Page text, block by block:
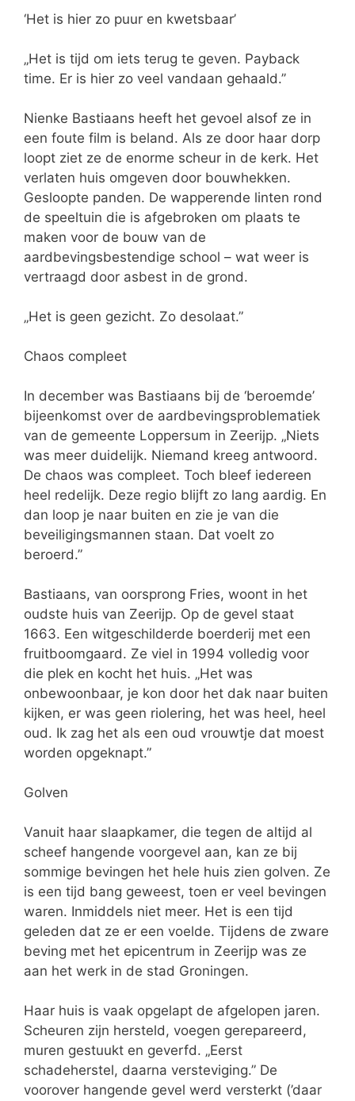
‘Het is hier zo puur en kwetsbaar’
„Het is tijd om iets terug te geven. Payback
time. Er is hier zo veel vandaan gehaald.’’
Nienke Bastiaans heeft het gevoel alsof ze in
een foute film is beland. Als ze door haar dorp
loopt ziet ze de enorme scheur in de kerk. Het
verlaten huis omgeven door bouwhekken.
Gesloopte panden. De wapperende linten rond
de speeltuin die is afgebroken om plaats te
maken voor de bouw van de
aardbevingsbestendige school – wat weer is
vertraagd door asbest in de grond.
„Het is geen gezicht. Zo desolaat.”
Chaos compleet
In december was Bastiaans bij de ‘beroemde’
bijeenkomst over de aardbevingsproblematiek
van de gemeente Loppersum in Zeerijp. „Niets
was meer duidelijk. Niemand kreeg antwoord.
De chaos was compleet. Toch bleef iedereen
heel redelijk. Deze regio blijft zo lang aardig. En
dan loop je naar buiten en zie je van die
beveiligingsmannen staan. Dat voelt zo
beroerd.”
Bastiaans, van oorsprong Fries, woont in het
oudste huis van Zeerijp. Op de gevel staat
1663. Een witgeschilderde boerderij met een
fruitboomgaard. Ze viel in 1994 volledig voor
die plek en kocht het huis. „Het was
onbewoonbaar, je kon door het dak naar buiten
kijken, er was geen riolering, het was heel, heel
oud. Ik zag het als een oud vrouwtje dat moest
worden opgeknapt.”
Golven
Vanuit haar slaapkamer, die tegen de altijd al
scheef hangende voorgevel aan, kan ze bij
sommige bevingen het hele huis zien golven. Ze
is een tijd bang geweest, toen er veel bevingen
waren. Inmiddels niet meer. Het is een tijd
geleden dat ze er een voelde. Tijdens de zware
beving met het epicentrum in Zeerijp was ze
aan het werk in de stad Groningen.
Haar huis is vaak opgelapt de afgelopen jaren.
Scheuren zijn hersteld, voegen gerepareerd,
muren gestuukt en geverfd. „Eerst
schadeherstel, daarna versteviging.” De
voorover hangende gevel werd versterkt (’daar